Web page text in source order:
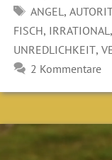
ANGEL ,
FISCH, IRRATIONAL ,
UNREDLICHKEIT,
2 Kommentare